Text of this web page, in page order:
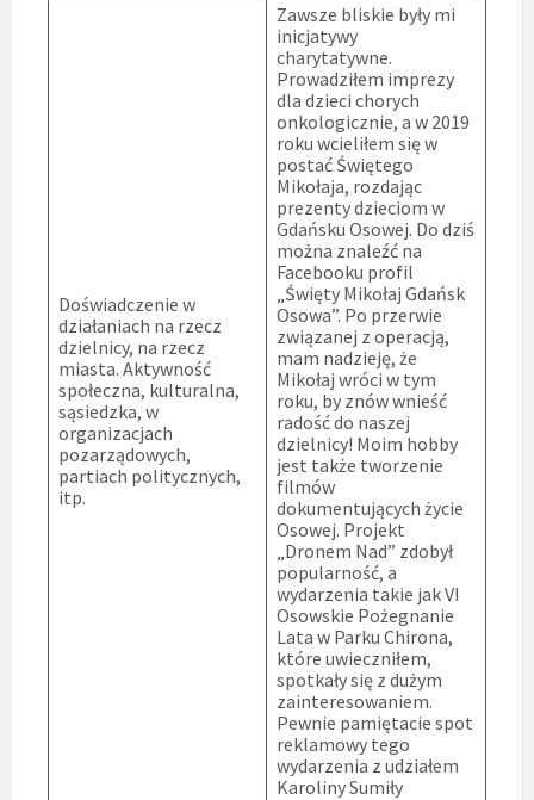
Doświadczenie w
działaniach na rzecz
dzielnicy, na rzecz
miasta. Aktywność
społeczna, kulturalna,
sąsiedzka, w
organizacjach
pozarządowych,
partiach politycznych,
itp.
Zawsze bliskie były mi
inicjatywy
charytatywne.
Prowadziłem imprezy
dla dzieci chorych
onkologicznie, a w 2019
roku wcieliłem się w
postać Świętego
Mikołaja, rozdając
prezenty dzieciom w
Gdańsku Osowej. Do dziś
można znaleźć na
Facebooku profil
„Święty Mikołaj Gdańsk
Osowa”. Po przerwie
związanej z operacją,
mam nadzieję, że
Mikołaj wróci w tym
roku, by znów wnieść
radość do naszej
dzielnicy! Moim hobby
jest także tworzenie
filmów
dokumentujących życie
Osowej. Projekt
„Dronem Nad” zdobył
popularność, a
wydarzenia takie jak VI
Osowskie Pożegnanie
Lata w Parku Chirona,
które uwieczniłem,
spotkały się z dużym
zainteresowaniem.
Pewnie pamiętacie spot
reklamowy tego
wydarzenia z udziałem
Karoliny Sumiły